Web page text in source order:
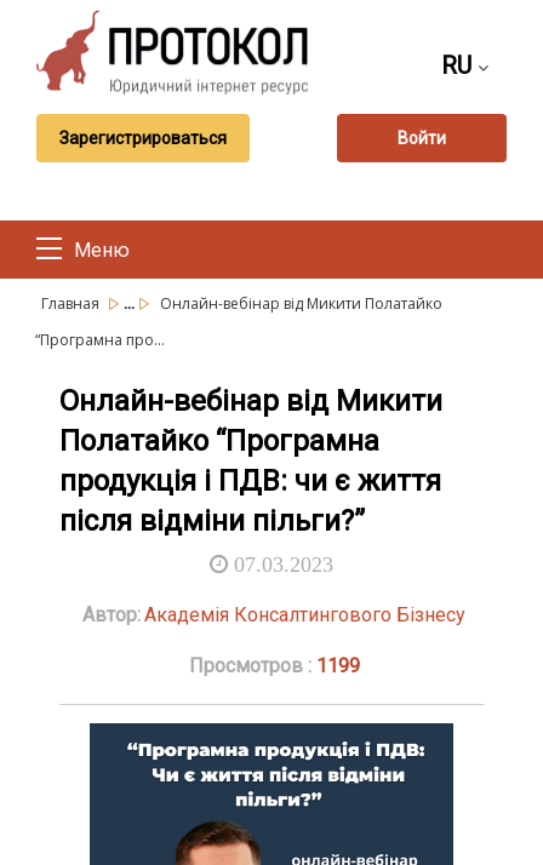
RU
Зарегистрироваться Войти
Меню
Главная ...
Онлайн-вебінар від Микити Полатайко
“Програмна про...
Онлайн-вебінар від Микити
Полатайко “Програмна
продукція і ПДВ: чи є життя
після відміни пільги?”
07.03.2023
Автор:Академія Консалтингового Бізнесу
Просмотров : 1199